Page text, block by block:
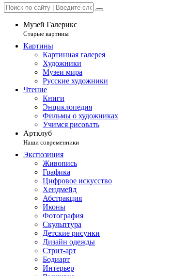
Музей Галерикс
Старые картины
Картины
Картинная галерея
Художники
Музеи мира
Русские художники
Чтение
Книги
Энциклопедия
Фильмы о художниках
Учимся рисовать
Артклуб
Наши современники
Экспозиция
Живопись
Графика
Цифровое искусство
Хендмейд
Абстракция
Иконы
Фотография
Скульптура
Детские рисунки
Дизайн одежды
Стрит-арт
Бодиарт
Интерьер